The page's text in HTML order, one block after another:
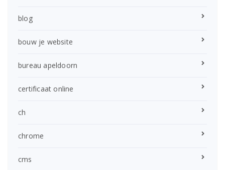
blog
bouw je website
bureau apeldoorn
certificaat online
ch
chrome
cms